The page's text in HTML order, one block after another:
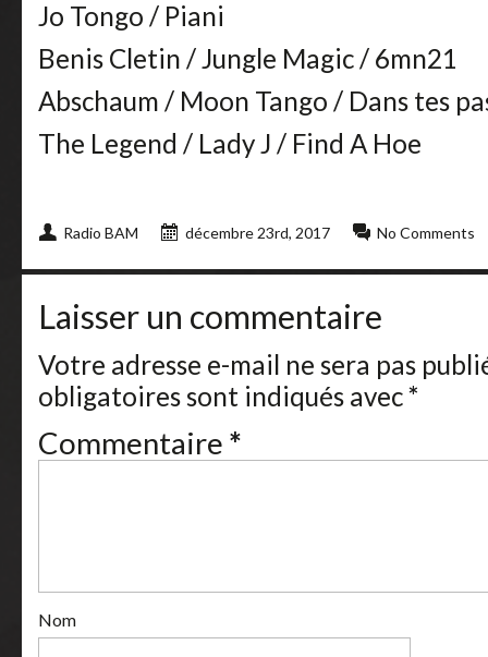
Jo Tongo / Piani
Benis Cletin / Jungle Magic / 6mn21
Abschaum / Moon Tango / Dans tes
The Legend / Lady J / Find A Hoe
Radio BAM décembre 23rd, 2017 No Comments
Laisser un commentaire
Votre adresse e-mail ne sera pas
obligatoires sont indiqués avec*
Commentaire *
Nom